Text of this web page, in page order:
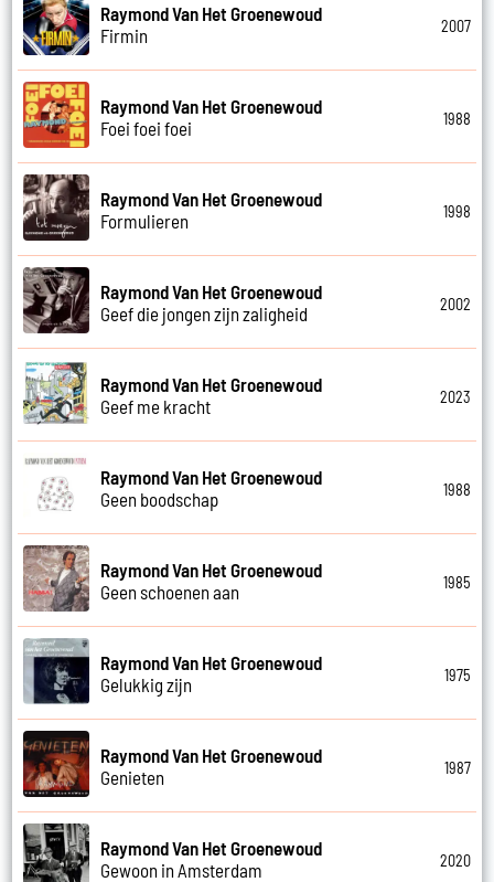
Raymond Van Het Groenewoud
Firmin
2007
Raymond Van Het Groenewoud
Foei foei foei
1988
Raymond Van Het Groenewoud
Formulieren
1998
Raymond Van Het Groenewoud
Geef die jongen zijn zaligheid
2002
Raymond Van Het Groenewoud
Geef me kracht
2023
Raymond Van Het Groenewoud
Geen boodschap
1988
Raymond Van Het Groenewoud
Geen schoenen aan
1985
Raymond Van Het Groenewoud
Gelukkig zijn
1975
Raymond Van Het Groenewoud
Genieten
1987
Raymond Van Het Groenewoud
Gewoon in Amsterdam
2020